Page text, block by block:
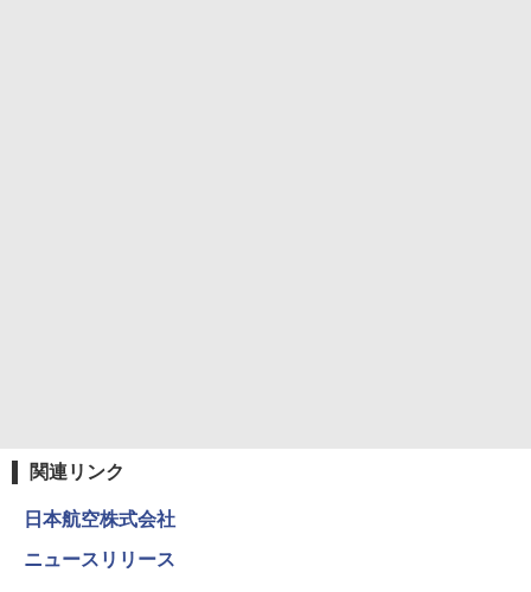
関連リンク
日本航空株式会社
ニュースリリース